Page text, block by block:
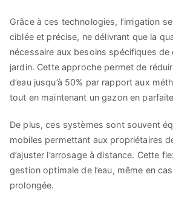
Grâce à ces technologies, l’irrigation
ciblée et précise, ne délivrant que la
nécessaire aux besoins spécifiques de
jardin. Cette approche permet de
d’eau jusqu’à 50% par rapport aux
tout en maintenant un gazon en
De plus, ces systèmes sont souvent
mobiles permettant aux propriétaires
d’ajuster l’arrosage à distance. Cette
gestion optimale de l’eau, même en
prolongée.